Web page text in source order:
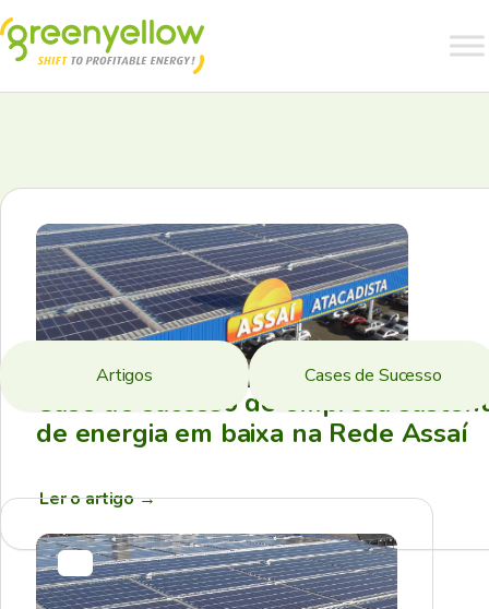
Case de sucesso de empresa
de energia em baixa na Rede Assaí
Ler o artigo→
Artigos Cases de Sucesso